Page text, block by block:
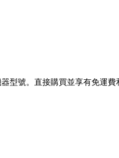
號。直接購買並享有免運費